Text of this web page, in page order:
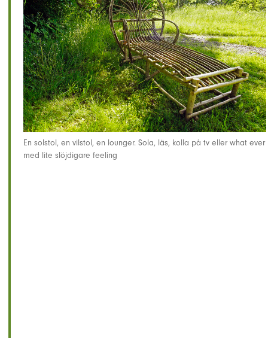
En solstol, en vilstol, en lounger. Sola, läs, kolla på tv eller what ever
med lite slöjdigare feeling